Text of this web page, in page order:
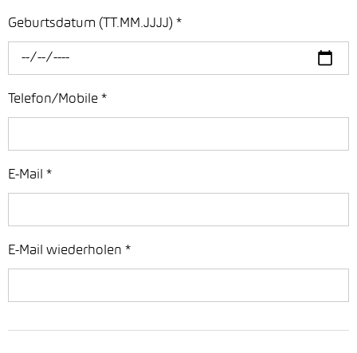
Geburtsdatum (TT.MM.JJJJ) *
Telefon/Mobile *
E-Mail *
E-Mail wiederholen *